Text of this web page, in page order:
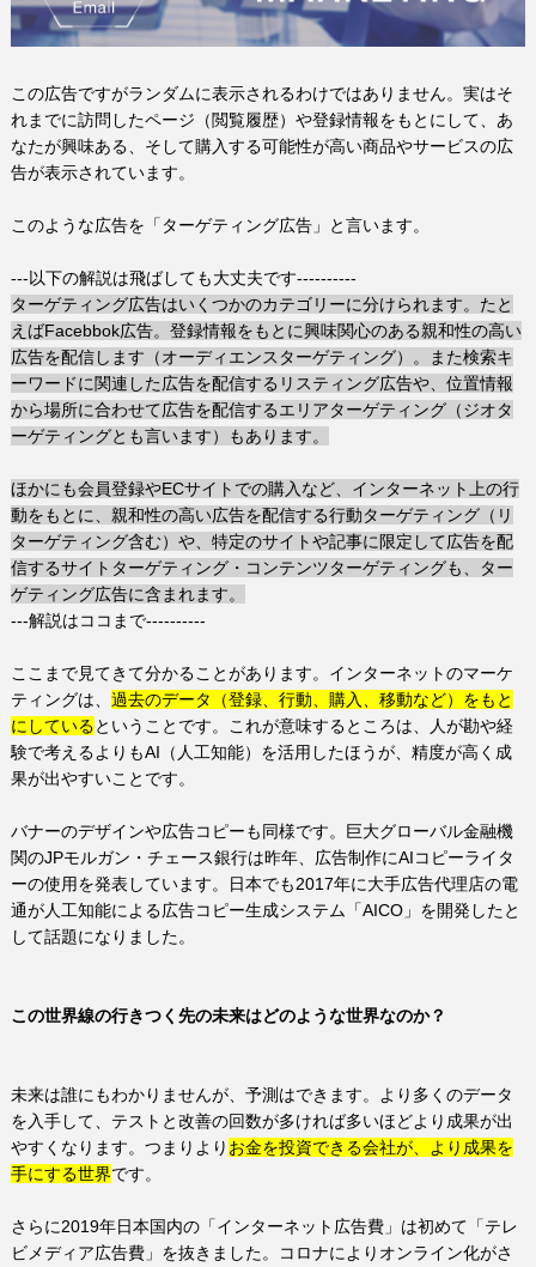
この広告ですがランダムに表示されるわけではありません。実はそ
れまでに訪問したページ（閲覧履歴）や登録情報をもとにして、あ
なたが興味ある、そして購入する可能性が高い商品やサービスの広
告が表示されています。
このような広告を「ターゲティング広告」と言います。
---以下の解説は飛ばしても大丈夫です----------
ターゲティング広告はいくつかのカテゴリーに分けられます。たと
えばFacebbok広告。登録情報をもとに興味関心のある親和性の高い
広告を配信します（オーディエンスターゲティング）。また検索キ
ーワードに関連した広告を配信するリスティング広告や、位置情報
から場所に合わせて広告を配信するエリアターゲティング（ジオタ
ーゲティングとも言います）もあります。
ほかにも会員登録やECサイトでの購入など、インターネット上の行
動をもとに、親和性の高い広告を配信する行動ターゲティング（リ
ターゲティング含む）や、特定のサイトや記事に限定して広告を配
信するサイトターゲティング・コンテンツターゲティングも、ター
ゲティング広告に含まれます。
---解説はココまで----------
ここまで見てきて分かることがあります。インターネットのマーケ
ティングは、 過去のデータ（登録、行動、購入、移動など）をもと
にしているということです。これが意味するところは、人が勘や経
験で考えるよりもAI （人工知能）を活用したほうが、精度が高く成
果が出やすいことです。
バナーのデザインや広告コピーも同様です。巨大グローバル金融機
関のJPモルガン・チェース銀行は昨年、広告制作にAIコピーライタ
ーの使用を発表しています。日本でも2017年に大手広告代理店の電
通が人工知能による広告コピー生成システム「AICO 」を開発したと
して話題になりました。
この世界線の行きつく先の未来はどのような世界なのか？
未来は誰にもわかりませんが、予測はできます。より多くのデータ
を入手して、テストと改善の回数が多ければ多いほどより成果が出
やすくなります。つまりより お金を投資できる会社が、より成果を
手にする世界です。
さらに2019年日本国内の「インターネット広告費」は初めて「テレ
ビメディア広告費」を抜きました。コロナによりオンライン化がさ